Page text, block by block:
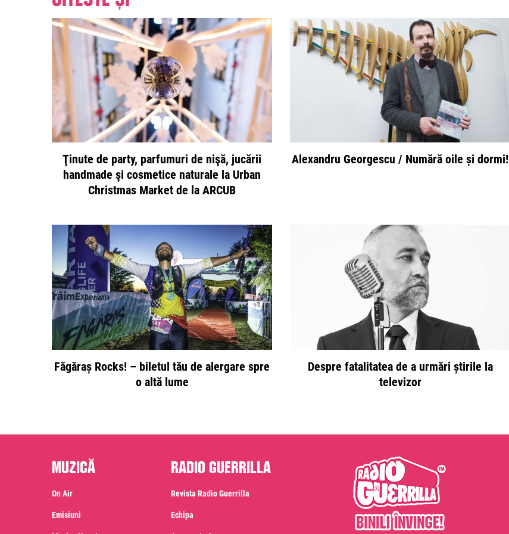
Ţinute de party, parfumuri de nişă, jucării
handmade şi cosmetice naturale la Urban
Christmas Market de la ARCUB
Alexandru Georgescu / Numără oile și dormi!
Făgăraș Rocks! – biletul tău de alergare spre
o altă lume
Despre fatalitatea de a urmări știrile la
televizor
Muzică
On Air
Emisiuni
Radio Guerrilla
Revista Radio Guerrilla
Echipa